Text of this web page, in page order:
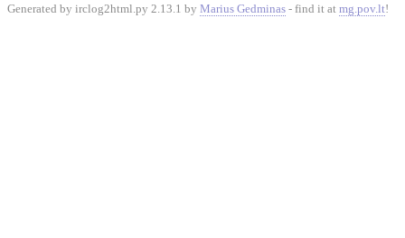
Generated by irclog2html.py 2.13.1 by Marius Gedminas - find it at mg.pov.lt!